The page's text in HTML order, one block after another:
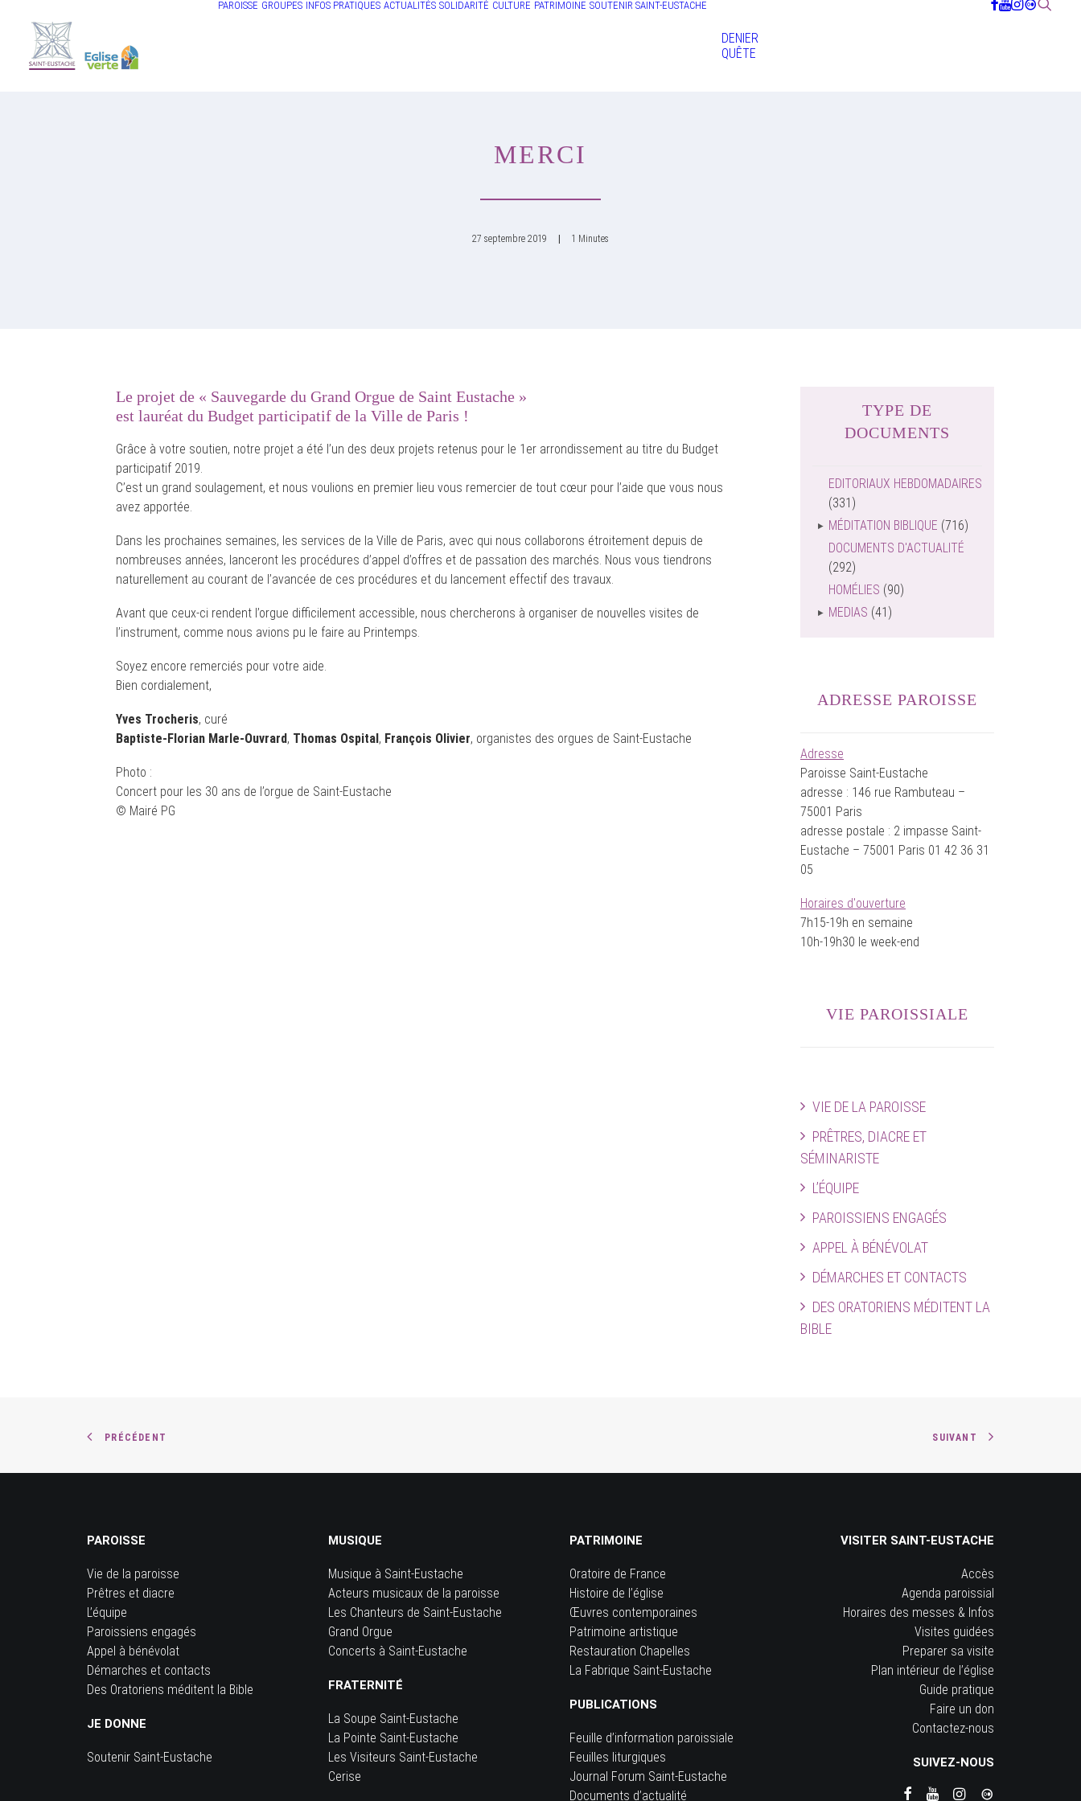
PAROISSE GROUPES INFOS PRATIQUES ACTUALITÉS SOLIDARITÉ CULTURE PATRIMOINE SOUTENIR SAINT-EUSTACHE
DENIER
QUÊTE
MERCI
27 septembre 2019 1 Minutes
Le projet de « Sauvegarde du Grand Orgue de Saint Eustache »
est lauréat du Budget participatif de la Ville de Paris !
Grâce à votre soutien, notre projet a été l’un des deux projets retenus pour le 1er arrondissement au titre du Budget
participatif 2019.
C’est un grand soulagement, et nous voulions en premier lieu vous remercier de tout cœur pour l’aide que vous nous
avez apportée.
Dans les prochaines semaines, les services de la Ville de Paris, avec qui nous collaborons étroitement depuis de
nombreuses années, lanceront les procédures d’appel d’offres et de passation des marchés. Nous vous tiendrons
naturellement au courant de l’avancée de ces procédures et du lancement effectif des travaux.
Avant que ceux-ci rendent l’orgue difficilement accessible, nous chercherons à organiser de nouvelles visites de
l’instrument, comme nous avions pu le faire au Printemps.
Soyez encore remerciés pour votre aide.
Bien cordialement,
Yves Trocheris, curé
Baptiste-Florian Marle-Ouvrard, Thomas Ospital, François Olivier, organistes des orgues de Saint-Eustache
Photo :
Concert pour les 30 ans de l’orgue de Saint-Eustache
© Mairé PG
TYPE DE
DOCUMENTS
EDITORIAUX HEBDOMADAIRES
(331)
MÉDITATION BIBLIQUE (716)
DOCUMENTS D'ACTUALITÉ
(292)
HOMÉLIES (90)
MEDIAS (41)
ADRESSE PAROISSE
Adresse
Paroisse Saint-Eustache
adresse : 146 rue Rambuteau –
75001 Paris
adresse postale : 2 impasse Saint-
Eustache – 75001 Paris 01 42 36 31
05
Horaires d'ouverture
7h15-19h en semaine
10h-19h30 le week-end
VIE PAROISSIALE
VIE DE LA PAROISSE
PRÊTRES, DIACRE ET
SÉMINARISTE
L’ÉQUIPE
PAROISSIENS ENGAGÉS
APPEL À BÉNÉVOLAT
DÉMARCHES ET CONTACTS
DES ORATORIENS MÉDITENT LA
BIBLE
PRÉCÉDENT SUIVANT
PAROISSE
Vie de la paroisse
Prêtres et diacre
L’équipe
Paroissiens engagés
Appel à bénévolat
Démarches et contacts
Des Oratoriens méditent la Bible
JE DONNE
Soutenir Saint-Eustache
MUSIQUE
Musique à Saint-Eustache
Acteurs musicaux de la paroisse
Les Chanteurs de Saint-Eustache
Grand Orgue
Concerts à Saint-Eustache
FRATERNITÉ
La Soupe Saint-Eustache
La Pointe Saint-Eustache
Les Visiteurs Saint-Eustache
Cerise
PATRIMOINE
Oratoire de France
Histoire de l’église
Œuvres contemporaines
Patrimoine artistique
Restauration Chapelles
La Fabrique Saint-Eustache
PUBLICATIONS
Feuille d’information paroissiale
Feuilles liturgiques
Journal Forum Saint-Eustache
Documents d’actualité
VISITER SAINT-EUSTACHE
Accès
Agenda paroissial
Horaires des messes & Infos
Visites guidées
Preparer sa visite
Plan intérieur de l’église
Guide pratique
Faire un don
Contactez-nous
SUIVEZ-NOUS